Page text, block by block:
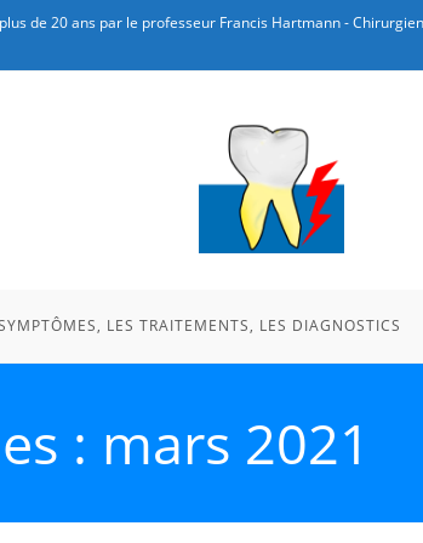
de 20 ans par le professeur Francis Hartmann -
LES TRAITEMENTS, LES DIAGNOSTICS
: mars 2021